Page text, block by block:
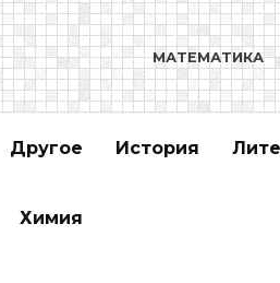
МАТЕМАТИКА
Другое История
Химия